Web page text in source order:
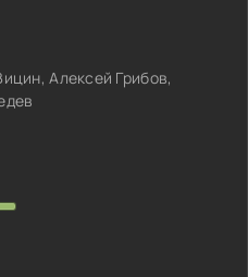
Алексей Грибов,